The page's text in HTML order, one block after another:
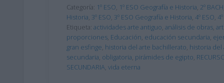
Categoría: 1º ESO, 1º ESO Geografía e Historia, 2º BACH
Historia, 3º ESO, 3º ESO Geografía e Historia, 4º ESO,
Etiqueta: actividades arte antiguo, análisis de obras,
proporciones, Educación, educación secundaria,
gran esfinge, historia del arte bachillerato, historia del
secundaria, obligatoria, pirámides de egipto,
SECUNDARIA, vida eterna